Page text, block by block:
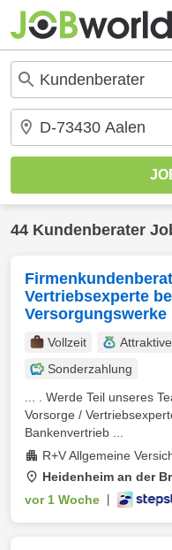
44 Kundenberater
Vertriebsexperte
Versorgungswerke
Vollzeit
Sonderzahlung
... . Werde Teil unseres
Vorsorge /
Bankenvertrieb ...
R+V Allgemeine
Heidenheim an der
vor 1 Woche